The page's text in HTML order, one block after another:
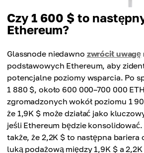
Czy 1 600 $ to
Ethereum?
Glassnode niedawno zwrócił uwagę
podstawowych Ethereum, aby
potencjalne poziomy wsparcia. Po
1 880 $, około 600 000–700 000
zgromadzonych wokół poziomu 1
że 1,9K $ może działać jako
jeśli Ethereum będzie konsolidować.
także, że 2,2K $ to następna bariera
luką podażową między 1,9K $ a